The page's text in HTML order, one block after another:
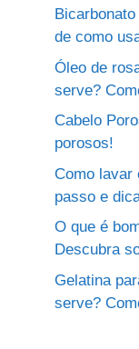
de como
Óleo de
serve?
Cabelo
porosos!
Como lavar
passo e
O que é
Descubra
Gelatina
serve?